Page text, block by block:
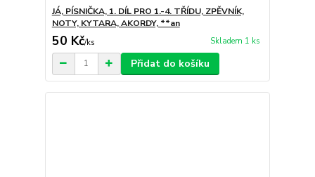
JÁ, PÍSNIČKA, 1. DÍL PRO 1.-4. TŘÍDU, ZPĚVNÍK,
NOTY, KYTARA, AKORDY, **an
50 Kč/ks Skladem 1 ks
Přidat do košíku